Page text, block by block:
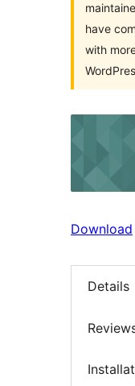
have
with
Download
Details